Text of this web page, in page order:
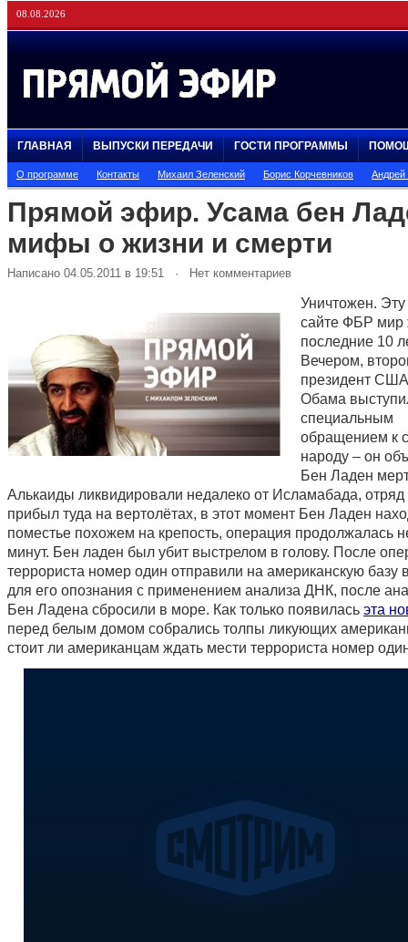
08.08.2026
ГЛАВНАЯ ВЫПУСКИ ПЕРЕДАЧИ ГОСТИ ПРОГРАММЫ
О программе Контакты Михаил Зеленский Борис Корчевников
Прямой эфир. Усама бен
мифы о жизни и смерти
Написано 04.05.2011 в 19:51 · Нет комментариев
Уничтожен. Эту
сайте ФБР мир
последние 10
Вечером,
президент
Обама
специальным
обращением к
народу – он
Бен Ладен
Алькаиды ликвидировали недалеко от Исламабада, отряд
прибыл туда на вертолётах, в этот момент Бен Ладен
поместье похожем на крепость, операция продолжалась
минут. Бен ладен был убит выстрелом в голову. После
террориста номер один отправили на американскую базу
для его опознания с применением анализа ДНК, после
Бен Ладена сбросили в море. Как только появилась эта
перед белым домом собрались толпы ликующих
стоит ли американцам ждать мести террориста номер